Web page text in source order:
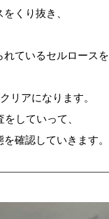
くり抜き、
ているセルロースを
リアになります。
していって、
確認していきます。